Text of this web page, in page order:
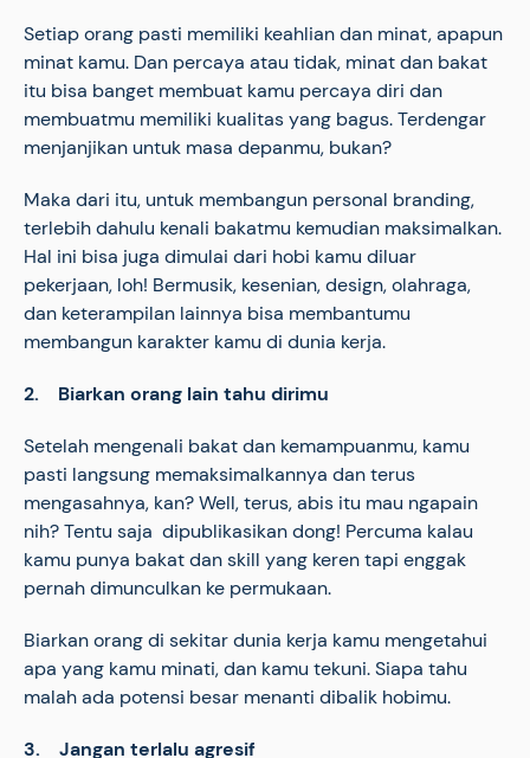
Setiap orang pasti memiliki keahlian dan minat, apapun
minat kamu. Dan percaya atau tidak, minat dan bakat
itu bisa banget membuat kamu percaya diri dan
membuatmu memiliki kualitas yang bagus. Terdengar
menjanjikan untuk masa depanmu, bukan?
Maka dari itu, untuk membangun personal branding,
terlebih dahulu kenali bakatmu kemudian maksimalkan.
Hal ini bisa juga dimulai dari hobi kamu diluar
pekerjaan, loh! Bermusik, kesenian, design, olahraga,
dan keterampilan lainnya bisa membantumu
membangun karakter kamu di dunia kerja.
2. Biarkan orang lain tahu dirimu
Setelah mengenali bakat dan kemampuanmu, kamu
pasti langsung memaksimalkannya dan terus
mengasahnya, kan? Well, terus, abis itu mau ngapain
nih? Tentu saja dipublikasikan dong! Percuma kalau
kamu punya bakat dan skill yang keren tapi enggak
pernah dimunculkan ke permukaan.
Biarkan orang di sekitar dunia kerja kamu mengetahui
apa yang kamu minati, dan kamu tekuni. Siapa tahu
malah ada potensi besar menanti dibalik hobimu.
3. Jangan terlalu agresif